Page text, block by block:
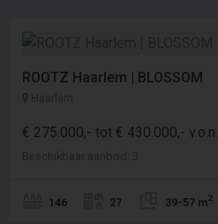
ROOTZ Haarlem | BLOSSOM
Haarlem
€ 275.000,- tot € 430.000,- v.o.n.
Beschikbaar aanbod: 3
146 27 39-57 m2